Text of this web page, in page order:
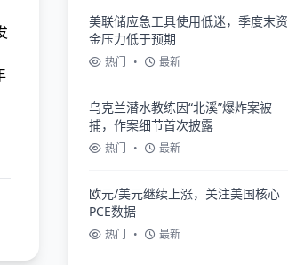
美联储应急工具使用低迷，季度末资
金压力低于预期
热门 • 最新
乌克兰潜水教练因“北溪”爆炸案被
捕，作案细节首次披露
热门 • 最新
欧元/美元继续上涨，关注美国核心
PCE数据
热门 • 最新